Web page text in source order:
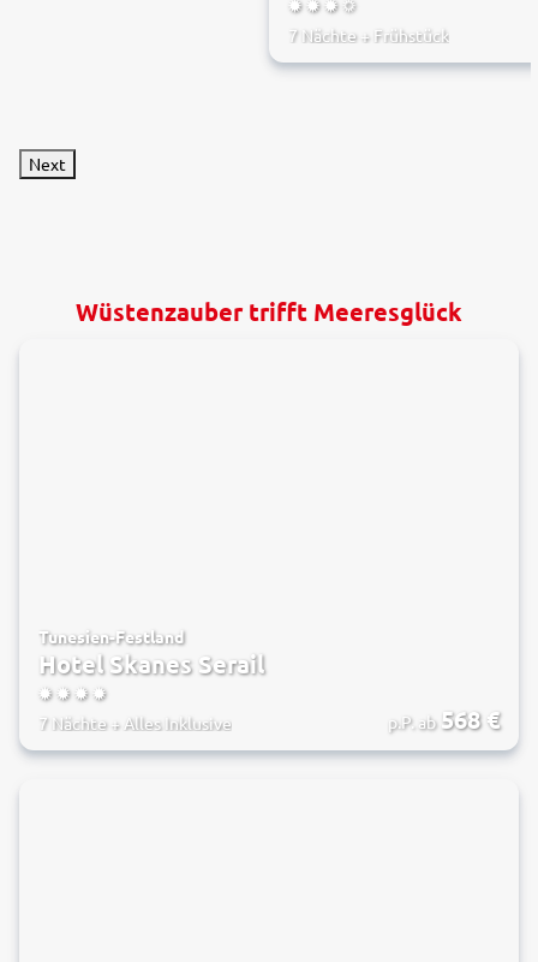
7 Nächte+ Frühstück
Next
Wüstenzauber trifft Meeresglück
Tunesien-Festland
Hotel Skanes Serail
7 Nächte+ Alles Inklusive p.P. ab 568€